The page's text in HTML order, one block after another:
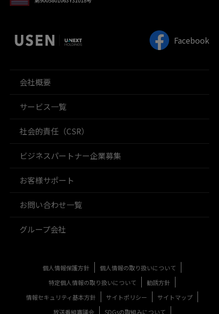
Facebook
会社概要
サービス一覧
社会的責任（CSR）
ビジネスパートナー企業募集
お客様サポート
お問い合わせ一覧
グループ会社
個人情報保護方針
個人情報の取り扱いについて
特定個人情報の取り扱いについて
勧誘方針
情報セキュリティ基本方針
サイトポリシー
サイトマップ
放送番組審議会
SDGsの取組みについて